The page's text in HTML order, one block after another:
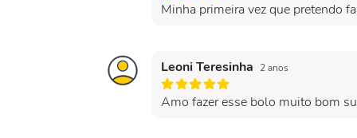
Minha primeira vez que pretendo
Leoni Teresinha 2 anos
Amo fazer esse bolo muito bom